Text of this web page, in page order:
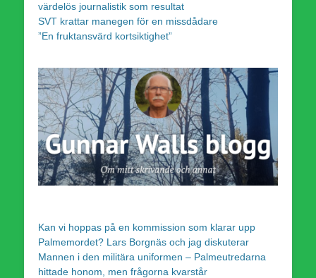
värdelös journalistik som resultat
SVT krattar manegen för en missdådare
”En fruktansvärd kortsiktighet”
Kan vi hoppas på en kommission som klarar upp
Palmemordet? Lars Borgnäs och jag diskuterar
Mannen i den militära uniformen – Palmeutredarna
hittade honom, men frågorna kvarstår